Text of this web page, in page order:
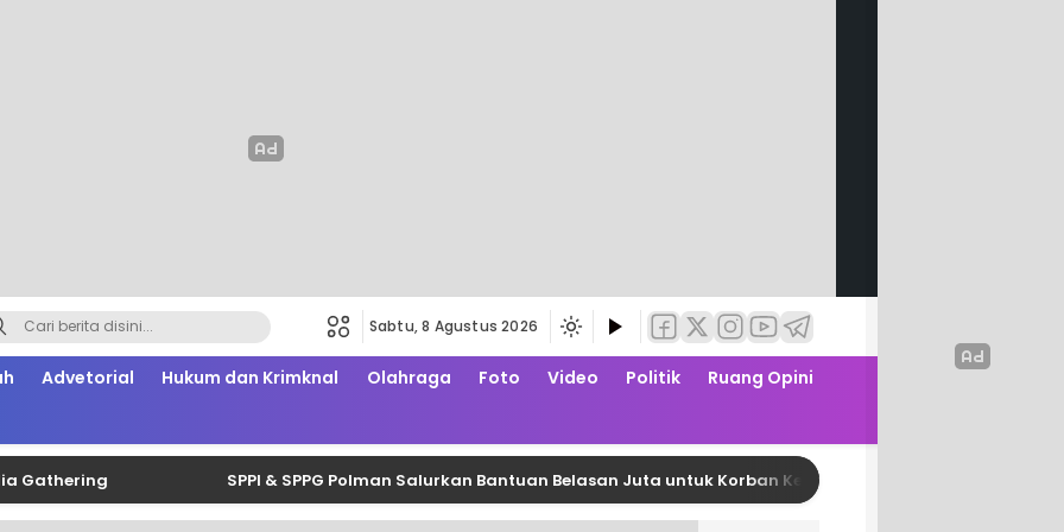
Sabtu, 8 Agustus 2026
Advetorial Hukum dan Krimknal Olahraga Foto Video Politik
Ruang Opini
SPPI & SPPG Polman Salurkan Bantuan Belasan Juta untuk Korban Kebakaran di Limboro